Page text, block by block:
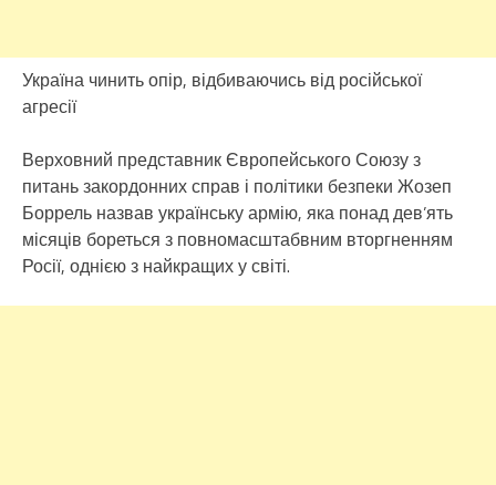
Україна чинить опір, відбиваючись від російської
агресії
Верховний представник Європейського Союзу з
питань закордонних справ і політики безпеки Жозеп
Боррель назвав українську армію, яка понад дев’ять
місяців бореться з повномасштабвним вторгненням
Росії, однією з найкращих у світі.